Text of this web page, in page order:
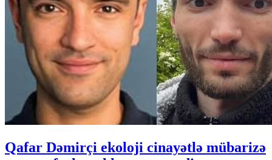
Qafar Dəmirçi ekoloji cinayətlə mübarizə